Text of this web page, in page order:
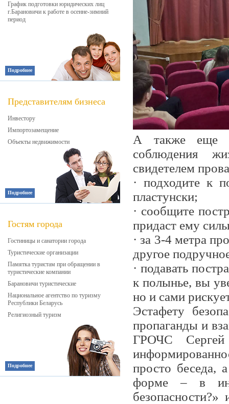
График подготовки юридических лиц
г.Барановичи к работе в осенне-зимний
период
Подробнее
Представителям бизнеса
Инвестору
Импортозамещение
Объекты недвижимости
Подробнее
Гостям города
Гостиницы и санатории города
Туристические организации
Памятка туристам при обращении в
туристические компании
Барановичи туристические
Национальное агентство по туризму
Республики Беларусь
Религиозный туризм
Подробнее
А также еще
соблюдения
свидетелем
· подходите к
пластунски;
· сообщите
придаст ему
· за 3-4 метра
другое
· подавать
к полынье, вы
но и сами
Эстафету
пропаганды и
ГРОЧС
просто беседа,
форме – в